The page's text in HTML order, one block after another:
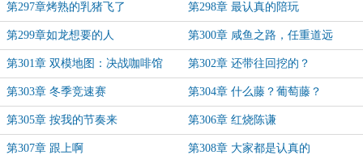
第297章烤熟的乳猪飞了 第298章 最认真的陪玩
第299章如龙想要的人 第300章 咸鱼之路，任重道远
第301章 双模地图：决战咖啡馆 第302章 还带往回挖的？
第303章 冬季竞速赛 第304章 什么藤？葡萄藤？
第305章 按我的节奏来 第306章 红烧陈谦
第307章 跟上啊 第308章 大家都是认真的